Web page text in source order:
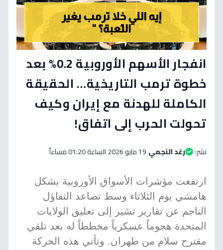
انفجار الأسهم الأوروبية 0.2% بعد
خطوة ترمب التاريخية… الحقيقة
الكاملة للهدنة مع إيران وكيف
تحولت الحرب إلى اتفاق!
نشر: رغد النجمي 19 مايو 2026 الساعة 01:20 مساءاً
ارتفعت مؤشرات الأسواق الأوروبية بشكل
هامشي يوم الثلاثاء وسط تصاعد التفاؤل
الناجم عن تقارير تشير إلى تعليق الولايات
المتحدة هجوماً عسكرياً مخططاً له بعد تلقي
مقترح سلام من طهران. وتأتي هذه الحركة